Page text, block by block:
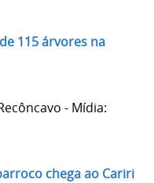
115 árvores na
- Mídia:
chega ao Cariri